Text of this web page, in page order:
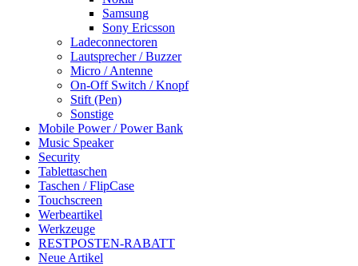
Samsung
Sony Ericsson
Ladeconnectoren
Lautsprecher / Buzzer
Micro / Antenne
On-Off Switch / Knopf
Stift (Pen)
Sonstige
Mobile Power / Power Bank
Music Speaker
Security
Tablettaschen
Taschen / FlipCase
Touchscreen
Werbeartikel
Werkzeuge
RESTPOSTEN-RABATT
Neue Artikel